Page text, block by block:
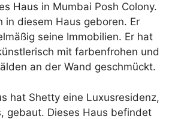
Haus in Mumbai Posh Colony.
in diesem Haus geboren. Er
seine Immobilien. Er hat
mit farbenfrohen und
an der Wand geschmückt.
hat Shetty eine Luxusresidenz,
gebaut. Dieses Haus befindet